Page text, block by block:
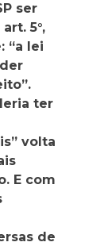
ser
5°,
“a lei
ter
volta
E com
de